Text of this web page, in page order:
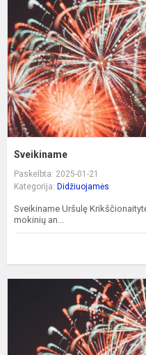
Sveikiname
Paskelbta: 2025-01-21
Kategorija: Didžiuojamės
Sveikiname Uršulę
mokinių an...